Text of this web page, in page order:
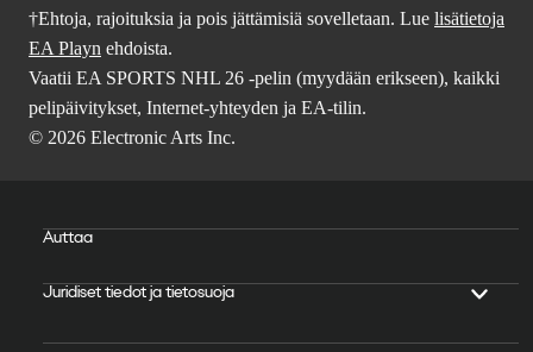
†Ehtoja, rajoituksia ja pois jättämisiä sovelletaan. Lue lisätietoja
EA Playn ehdoista.
Vaatii EA SPORTS NHL 26 -pelin (myydään erikseen), kaikki
pelipäivitykset, Internet-yhteyden ja EA-tilin.
© 2026 Electronic Arts Inc.
Auttaa
Juridiset tiedot ja tietosuoja